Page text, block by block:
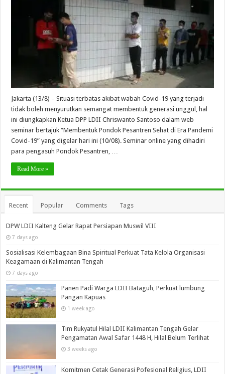
Jakarta (13/8) – Situasi terbatas akibat wabah Covid-19 yang terjadi
tidak boleh menyurutkan semangat membentuk generasi unggul, hal
ini diungkapkan Ketua DPP LDII Chriswanto Santoso dalam web
seminar bertajuk “Membentuk Pondok Pesantren Sehat di Era Pandemi
Covid-19” yang digelar hari ini (10/08). Seminar online yang dihadiri
para pengasuh Pondok Pesantren, …
Read More »
Recent Popular Comments Tags
DPW LDII Kalteng Gelar Rapat Persiapan Muswil VIII
7 days ago
Sosialisasi Kelembagaan Bina Spiritual Perkuat Tata Kelola Organisasi
Keagamaan di Kalimantan Tengah
7 days ago
Panen Padi Warga LDII Bataguh, Perkuat lumbung
Pangan Kapuas
1 week ago
Tim Rukyatul Hilal LDII Kalimantan Tengah Gelar
Pengamatan Awal Safar 1448 H, Hilal Belum Terlihat
3 weeks ago
Komitmen Cetak Generasi Pofesional Religius, LDII